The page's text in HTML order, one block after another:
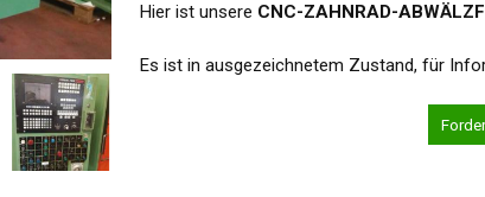
Hier ist unsere CNC-ZAHNRAD-
Es ist in ausgezeichnetem Zustand, für